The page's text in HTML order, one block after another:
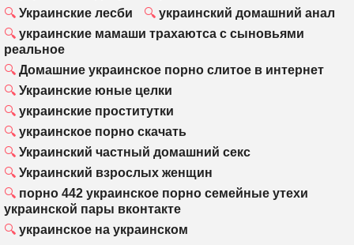
Украинские лесби
украинский домашний анал
украинские мамаши трахаютса с сыновьями
реальное
Домашние украинское порно слитое в интернет
Украинские юные целки
украинские проститутки
украинское порно скачать
Украинский частный домашний секс
Украинский взрослых женщин
порно 442 украинское порно семейные утехи
украинской пары вконтакте
украинское на украинском